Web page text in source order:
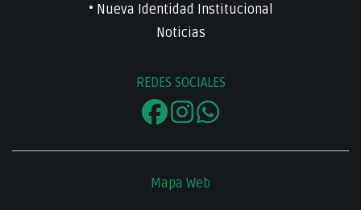
• Nueva Identidad Institucional
Noticias
REDES SOCIALES
Mapa Web